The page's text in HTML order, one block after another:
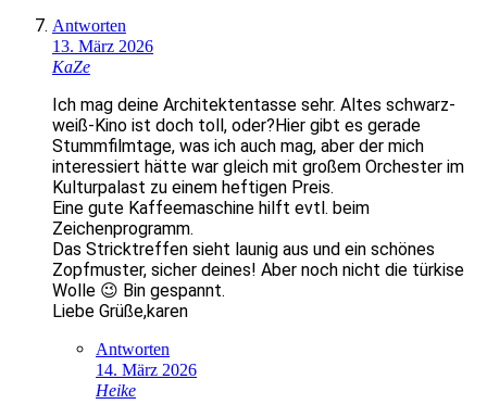
Antworten
13. März 2026
KaZe
Ich mag deine Architektentasse sehr. Altes schwarz-
weiß-Kino ist doch toll, oder?Hier gibt es gerade
Stummfilmtage, was ich auch mag, aber der mich
interessiert hätte war gleich mit großem Orchester im
Kulturpalast zu einem heftigen Preis.
Eine gute Kaffeemaschine hilft evtl. beim
Zeichenprogramm.
Das Stricktreffen sieht launig aus und ein schönes
Zopfmuster, sicher deines! Aber noch nicht die türkise
Wolle 😉 Bin gespannt.
Liebe Grüße,karen
Antworten
14. März 2026
Heike